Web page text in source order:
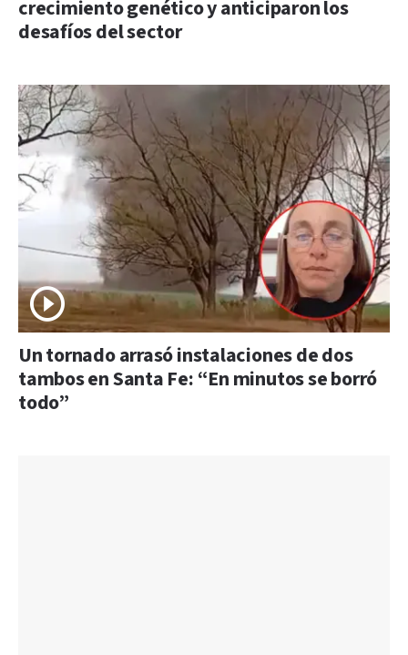
crecimiento genético y anticiparon los
desafíos del sector
Un tornado arrasó instalaciones de dos
tambos en Santa Fe: “En minutos se borró
todo”